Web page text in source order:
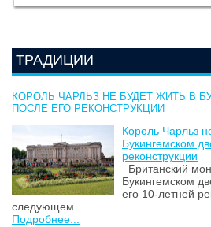
ТРАДИЦИИ
КОРОЛЬ ЧАРЛЬЗ НЕ БУДЕТ ЖИТЬ В
ПОСЛЕ ЕГО РЕКОНСТРУКЦИИ
Король Чарльз
Букингемском
реконструкции
Британский
Букингемском
его 10-летней
следующем...
Подробнее...